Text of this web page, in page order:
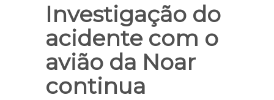
Investigação do
acidente com o
avião da Noar
continua